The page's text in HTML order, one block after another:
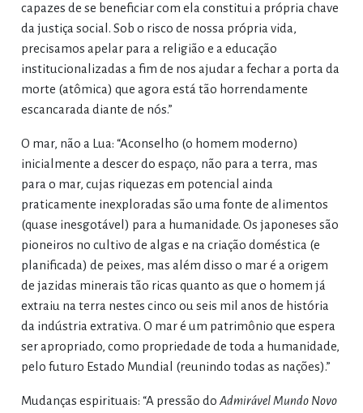
capazes de se beneficiar com ela constitui a própria chave
da justiça social. Sob o risco de nossa própria vida,
precisamos apelar para a religião e a educação
institucionalizadas a fim de nos ajudar a fechar a porta da
morte (atômica) que agora está tão horrendamente
escancarada diante de nós.”
O mar, não a Lua: “Aconselho (o homem moderno)
inicialmente a descer do espaço, não para a terra, mas
para o mar, cujas riquezas em potencial ainda
praticamente inexploradas são uma fonte de alimentos
(quase inesgotável) para a humanidade. Os japoneses são
pioneiros no cultivo de algas e na criação doméstica (e
planificada) de peixes, mas além disso o mar é a origem
de jazidas minerais tão ricas quanto as que o homem já
extraiu na terra nestes cinco ou seis mil anos de história
da indústria extrativa. O mar é um patrimônio que espera
ser apropriado, como propriedade de toda a humanidade,
pelo futuro Estado Mundial (reunindo todas as nações).”
Mudanças espirituais: “A pressão do Admirável Mundo Novo